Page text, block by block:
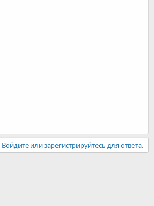
Войдите или зарегистрируйтесь для ответа.